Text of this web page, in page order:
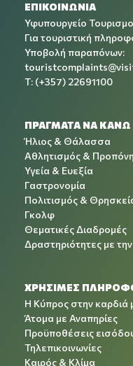
ΕΠΙΚΟΙΝΩΝΙΑ
Υφυπουργείο
Για τουριστική
Υποβολή παραπόνων:
T: (+357) 22691100
ΠΡΑΓΜΑΤΑ ΝΑ ΚΑΝΩ
Ήλιος & Θάλασσα
Αθλητισμός &
Υγεία & Ευεξία
Γαστρονομία
Πολιτισμός &
Γκολφ
Θεματικές Διαδρομές
Δραστηριότητες με την
ΧΡΉΣΙΜΕΣ
Η Κύπρος στην καρδιά
Άτομα με Αναπηρίες
Προϋποθέσεις
Τηλεπικοινωνίες
Καιρός & Κλίμα